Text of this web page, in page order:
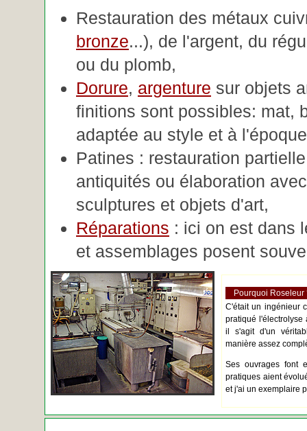
Restauration des métaux
bronze...), de l'argent, du
ou du plomb,
Dorure, argenture sur objets
finitions sont possibles: mat,
adaptée au style et à
Patines : restauration
antiquités ou élaboration
sculptures et objets d'art,
Réparations : ici on est dans
et assemblages posent
Pourquoi Roseleur
C'était un ingénieur
pratiqué l'électrolyse
il s'agit d'un
manière assez
Ses ouvrages font
pratiques aient
et j'ai un exemplaire